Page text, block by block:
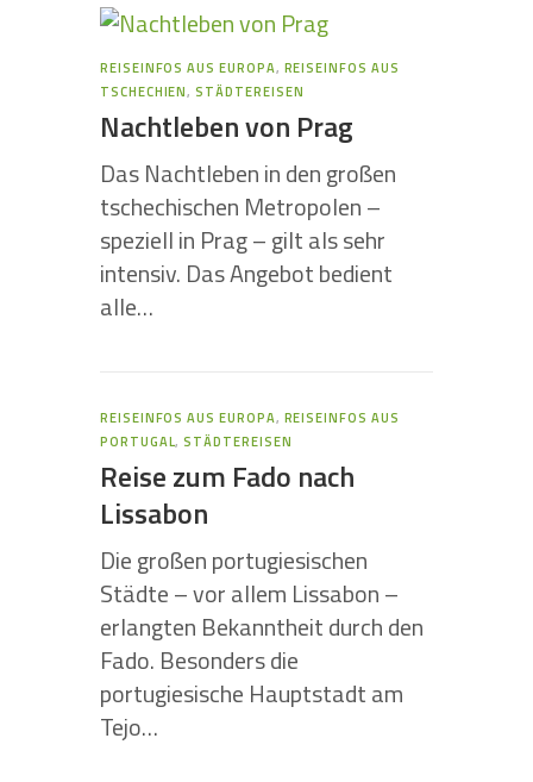
REISEINFOS AUS EUROPA, REISEINFOS AUS
TSCHECHIEN,STÄDTEREISEN
Nachtleben von Prag
Das Nachtleben in den großen
tschechischen Metropolen –
speziell in Prag – gilt als sehr
intensiv. Das Angebot bedient
alle…
REISEINFOS AUS EUROPA, REISEINFOS AUS
PORTUGAL,STÄDTEREISEN
Reise zum Fado nach
Lissabon
Die großen portugiesischen
Städte – vor allem Lissabon –
erlangten Bekanntheit durch den
Fado. Besonders die
portugiesische Hauptstadt am
Tejo…